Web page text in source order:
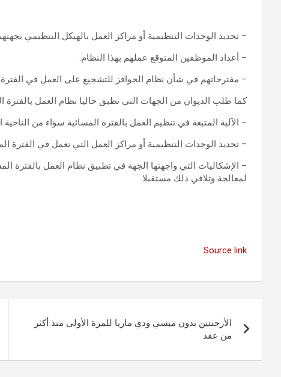
– تحديد الوحدات التنظيمية أو مراكز العمل بالهيكل التنظيمي
– أعداد الموظفين المتوقع عملهم بهذا النظام.
– مقترحاتهم في شأن نظام الحوافز للتشجيع على العمل في الفترة
كما طلب الديوان من الجهات التي تطبق حاليا نظام العمل بالفترة
– الآلية المتبعة في تنظيم العمل بالفترة المسائية سواء من الناحية
– تحديد الوحدات التنظيمية أو مراكز العمل التي تعمل في الفترة
– الإشكاليات التي واجهتها الجهة في تطبيق نظام العمل بالفترة
لمعالجة وتلافي ذلك مستقبلا.
Source link
المقالات
الأرجنتين بدون ميسي ودي ماريا للمرة الأولى منذ أكثر
من عقد